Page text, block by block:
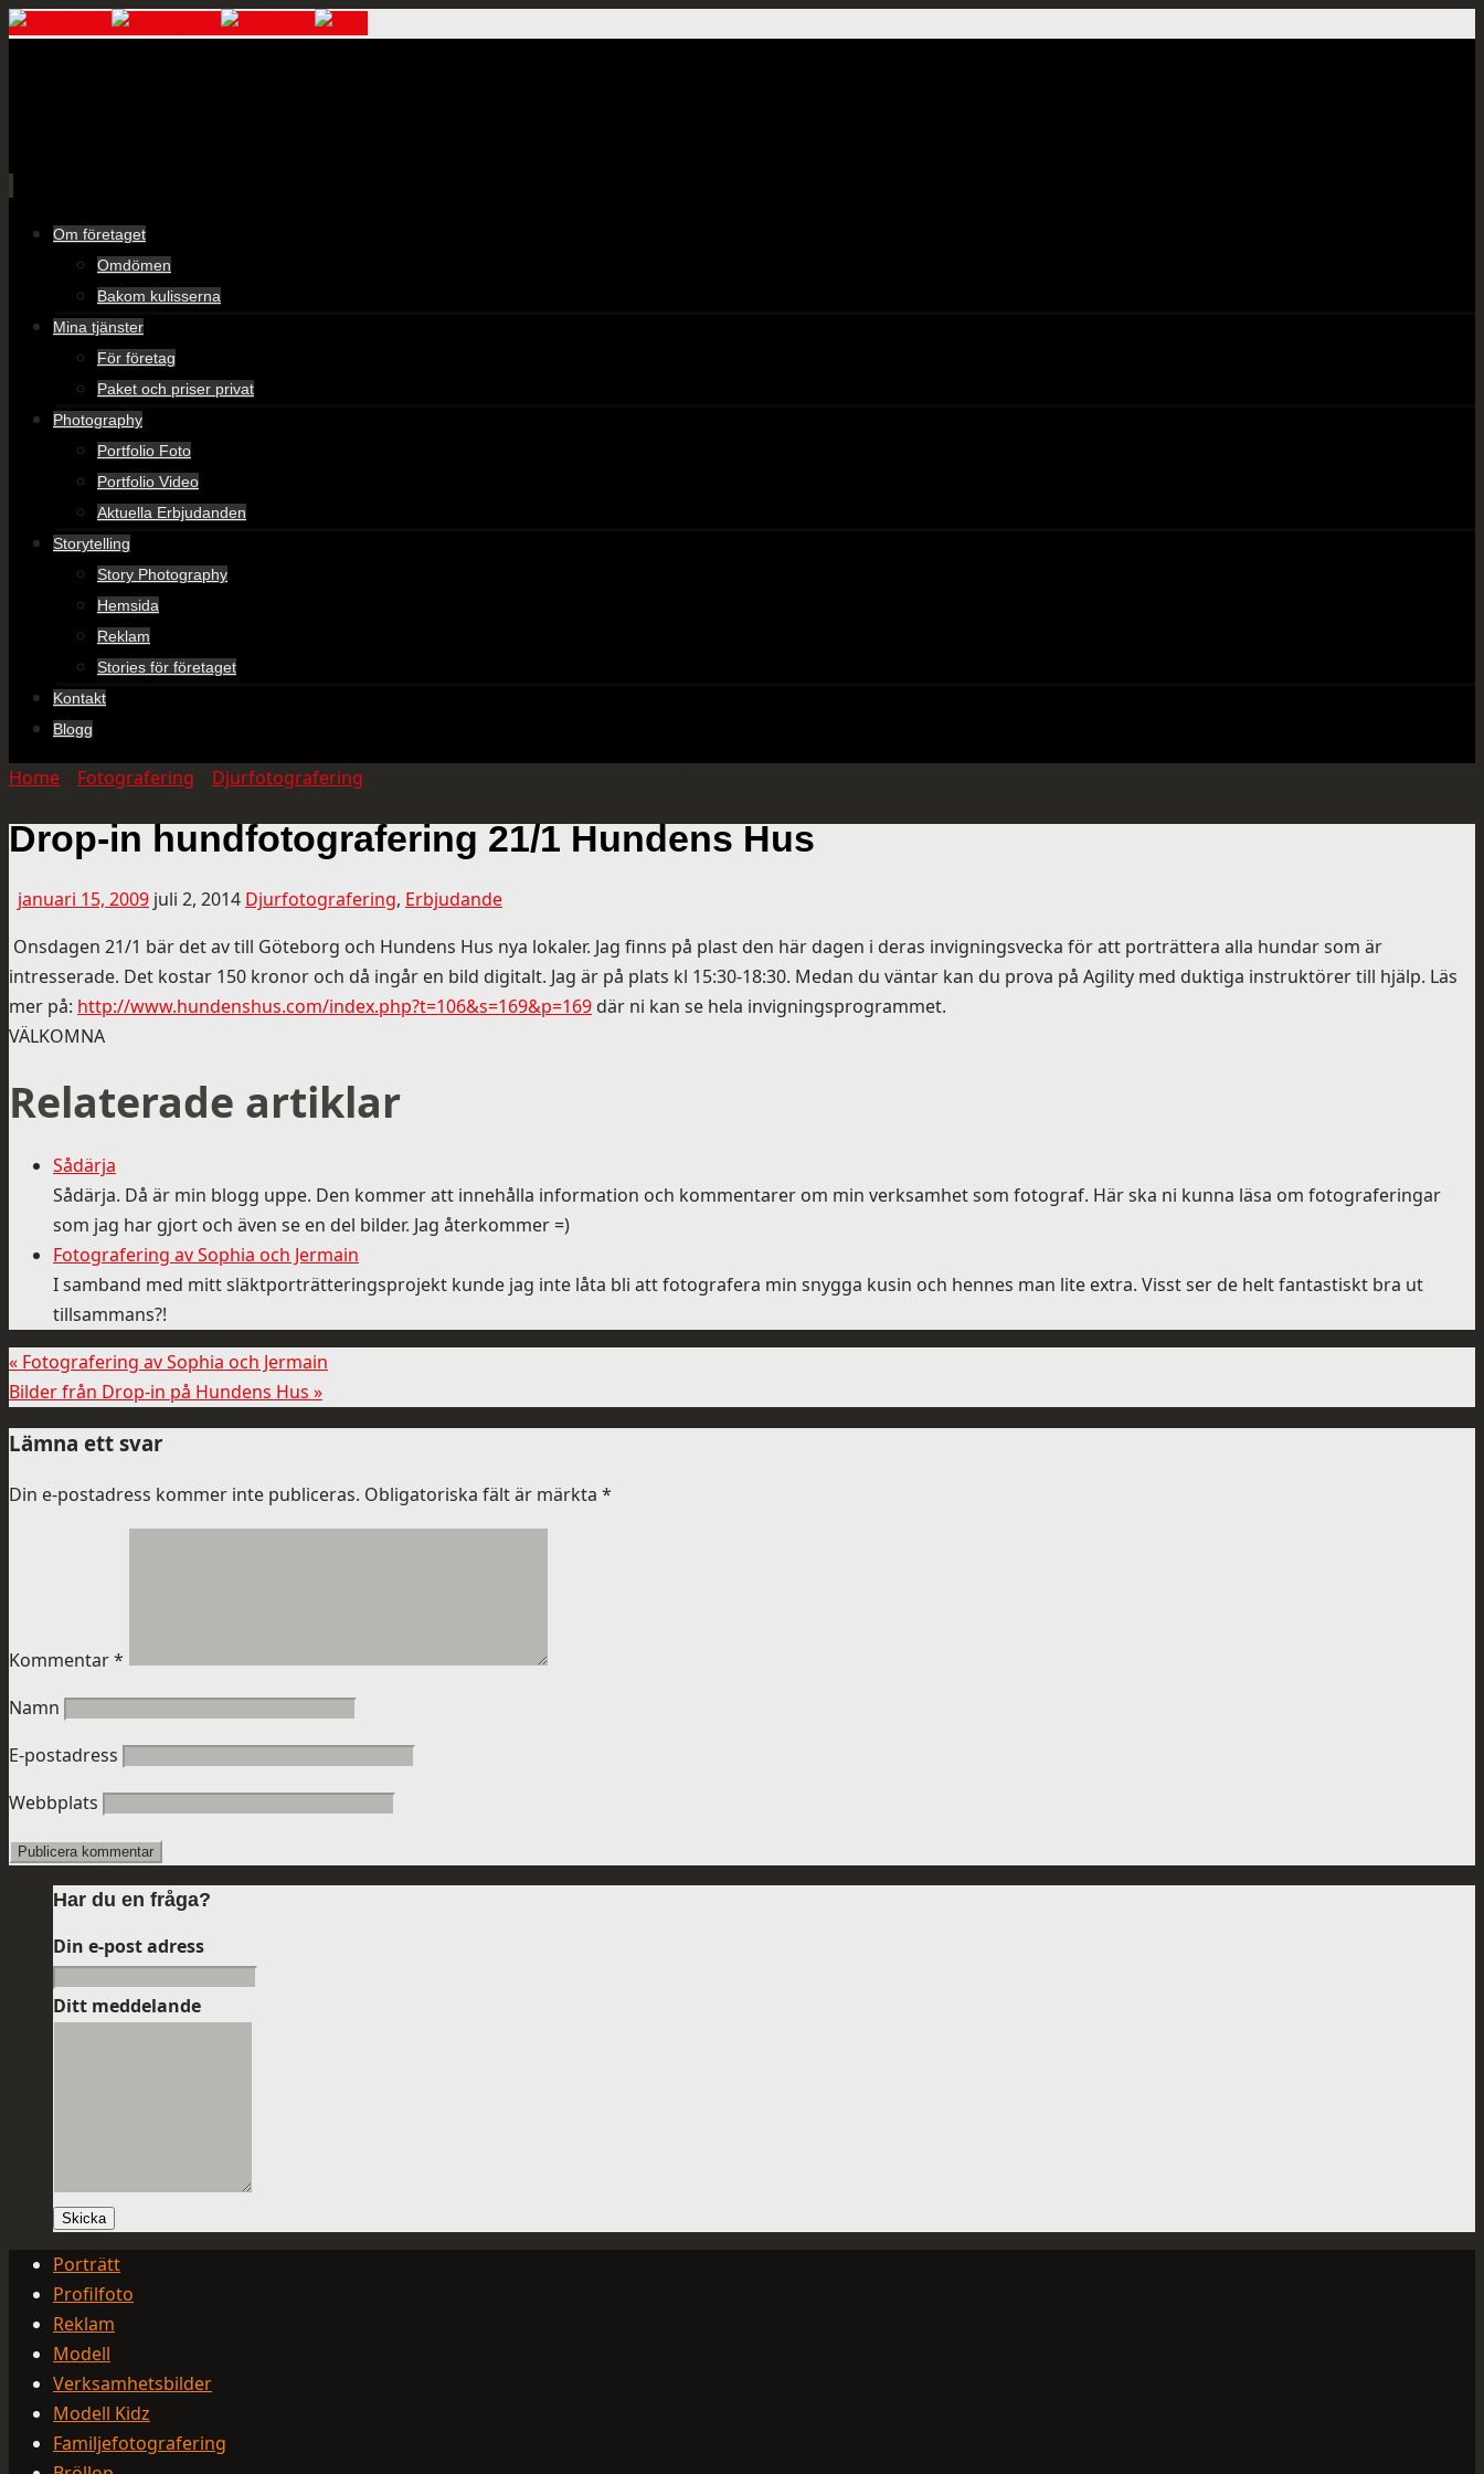
Skip
Om företaget
Omdömen
Bakom kulisserna
Mina tjänster
För företag
Paket och priser privat
Photography
Portfolio Foto
Portfolio Video
Aktuella Erbjudanden
Storytelling
Story Photography
Hemsida
Reklam
Stories för företaget
Kontakt
Blogg
Home Fotografering Djurfotografering
Drop-in hundfotografering 21/1 Hundens Hus
januari 15, 2009 juli 2, 2014 Djurfotografering, Erbjudande
Onsdagen 21/1 bär det av till Göteborg och Hundens Hus nya lokaler. Jag finns på plast den här dagen i deras invigningsvecka för att porträttera alla hundar som är
intresserade. Det kostar 150 kronor och då ingår en bild digitalt. Jag är på plats kl 15:30-18:30. Medan du väntar kan du prova på Agility med duktiga instruktörer till hjälp. Läs
mer på: http://www.hundenshus.com/index.php?t=106&s=169&p=169 där ni kan se hela invigningsprogrammet.
VÄLKOMNA
Relaterade artiklar
Sådärja
Sådärja. Då är min blogg uppe. Den kommer att innehålla information och kommentarer om min verksamhet som fotograf. Här ska ni kunna läsa om fotograferingar
som jag har gjort och även se en del bilder. Jag återkommer =)
Fotografering av Sophia och Jermain
I samband med mitt släktporträtteringsprojekt kunde jag inte låta bli att fotografera min snygga kusin och hennes man lite extra. Visst ser de helt fantastiskt bra ut
tillsammans?!
« Fotografering av Sophia och Jermain
Bilder från Drop-in på Hundens Hus »
Lämna ett svar
Din e-postadress kommer inte publiceras. Obligatoriska fält är märkta *
Kommentar*
Namn
E-postadress
Webbplats
Har du en fråga?
Din e-post adress
Ditt meddelande
Skicka
Porträtt
Profilfoto
Reklam
Modell
Verksamhetsbilder
Modell Kidz
Familjefotografering